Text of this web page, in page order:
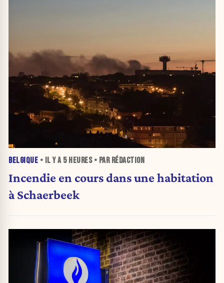
BELGIQUE • IL Y A 5 HEURES• PAR RÉDACTION
Incendie en cours dans une habitation
à Schaerbeek